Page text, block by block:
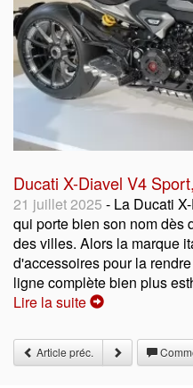
Ducati X-Diavel V4
21 juillet 2025 - La Ducati
qui porte bien son nom dès
des villes. Alors la marque
d'accessoires pour la
ligne complète bien plus
Lire la suite
Article préc.